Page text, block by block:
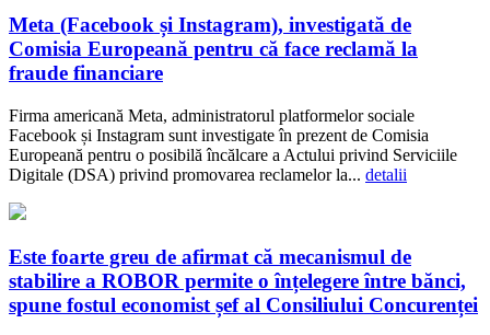
Meta (Facebook și Instagram), investigată de
Comisia Europeană pentru că face reclamă la
fraude financiare
Firma americană Meta, administratorul platformelor sociale
Facebook și Instagram sunt investigate în prezent de Comisia
Europeană pentru o posibilă încălcare a Actului privind Serviciile
Digitale (DSA) privind promovarea reclamelor la... detalii
Este foarte greu de afirmat că mecanismul de
stabilire a ROBOR permite o înțelegere între bănci,
spune fostul economist șef al Consiliului Concurenței